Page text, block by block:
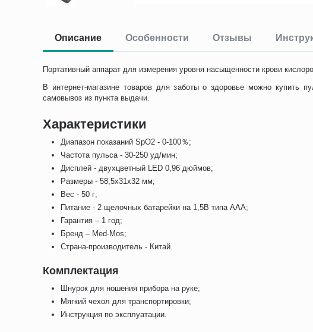
Описание Особенности Отзывы
Портативный аппарат для измерения уровня насыщенности крови
В интернет-магазине товаров для заботы о здоровье можно купить
самовывоз из пункта выдачи.
Характеристики
Диапазон показаний SpO2 - 0-100％;
Частота пульса - 30-250 уд/мин;
Дисплей - двухцветный LED 0,96 дюймов;
Размеры - 58,5х31х32 мм;
Вес - 50 г;
Питание - 2 щелочных батарейки на 1,5В типа AAA;
Гарантия – 1 год;
Бренд – Med-Mos;
Страна-производитель - Китай.
Комплектация
Шнурок для ношения прибора на руке;
Мягкий чехол для транспортировки;
Инструкция по эксплуатации.